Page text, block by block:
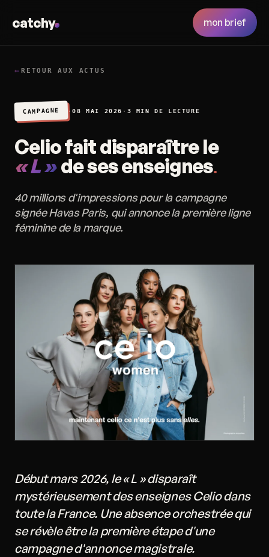
catchy mon brief
← RETOUR AUX ACTUS
CAMPAGNE ·08 MAI 2026 · 3 MIN DE LECTURE
Celio fait disparaître le
« L » de ses enseignes
40 millions d'impressions pour la campagne
signée Havas Paris, qui annonce la première ligne
féminine de la marque.
Début mars 2026, le « L » disparaît
mystérieusement des enseignes Celio dans
toute la France. Une absence orchestrée qui
se révèle être la première étape d'une
campagne d'annonce magistrale.